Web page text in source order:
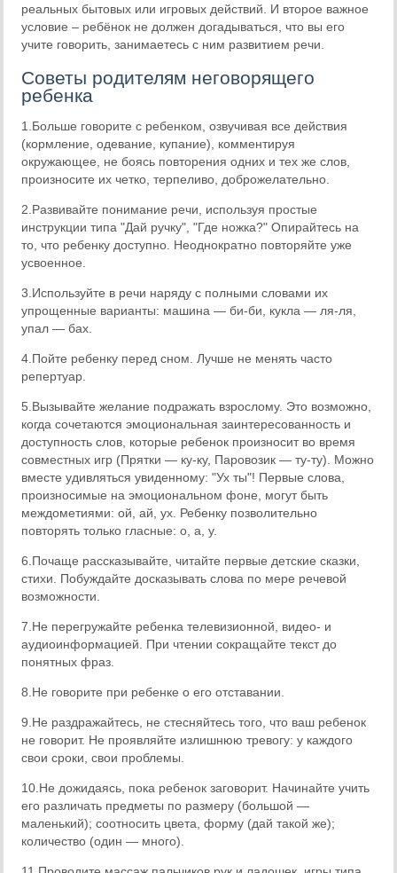
реальных бытовых или игровых действий. И второе важное
условие – ребёнок не должен догадываться, что вы его
учите говорить, занимаетесь с ним развитием речи.
Советы родителям неговорящего
ребенка
1.Больше говорите с ребенком, озвучивая все действия
(кормление, одевание, купание), комментируя
окружающее, не боясь повторения одних и тех же слов,
произносите их четко, терпеливо, доброжелательно.
2.Развивайте понимание речи, используя простые
инструкции типа "Дай ручку", "Где ножка?" Опирайтесь на
то, что ребенку доступно. Неоднократно повторяйте уже
усвоенное.
3.Используйте в речи наряду с полными словами их
упрощенные варианты: машина — би-би, кукла — ля-ля,
упал — бах.
4.Пойте ребенку перед сном. Лучше не менять часто
репертуар.
5.Вызывайте желание подражать взрослому. Это возможно,
когда сочетаются эмоциональная заинтересованность и
доступность слов, которые ребенок произносит во время
совместных игр (Прятки — ку-ку, Паровозик — ту-ту). Можно
вместе удивляться увиденному: "Ух ты"! Первые слова,
произносимые на эмоциональном фоне, могут быть
междометиями: ой, ай, ух. Ребенку позволительно
повторять только гласные: о, а, у.
6.Почаще рассказывайте, читайте первые детские сказки,
стихи. Побуждайте досказывать слова по мере речевой
возможности.
7.Не перегружайте ребенка телевизионной, видео- и
аудиоинформацией. При чтении сокращайте текст до
понятных фраз.
8.Не говорите при ребенке о его отставании.
9.Не раздражайтесь, не стесняйтесь того, что ваш ребенок
не говорит. Не проявляйте излишнюю тревогу: у каждого
свои сроки, свои проблемы.
10.Не дожидаясь, пока ребенок заговорит. Начинайте учить
его различать предметы по размеру (большой —
маленький); соотносить цвета, форму (дай такой же);
количество (один — много).